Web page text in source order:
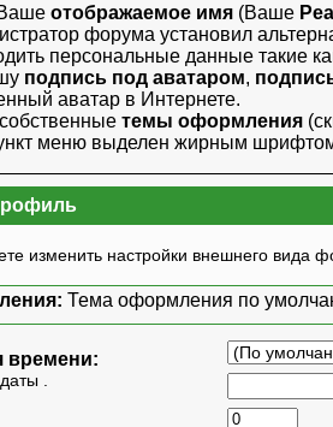
отображаемое имя(Ваше
форума установил
персональные данные такие
подпись под аватаром,
аватар в Интернете.
темы оформления
меню выделен жирным
изменить настройки внешнего вида
Тема оформления по
времени:
.